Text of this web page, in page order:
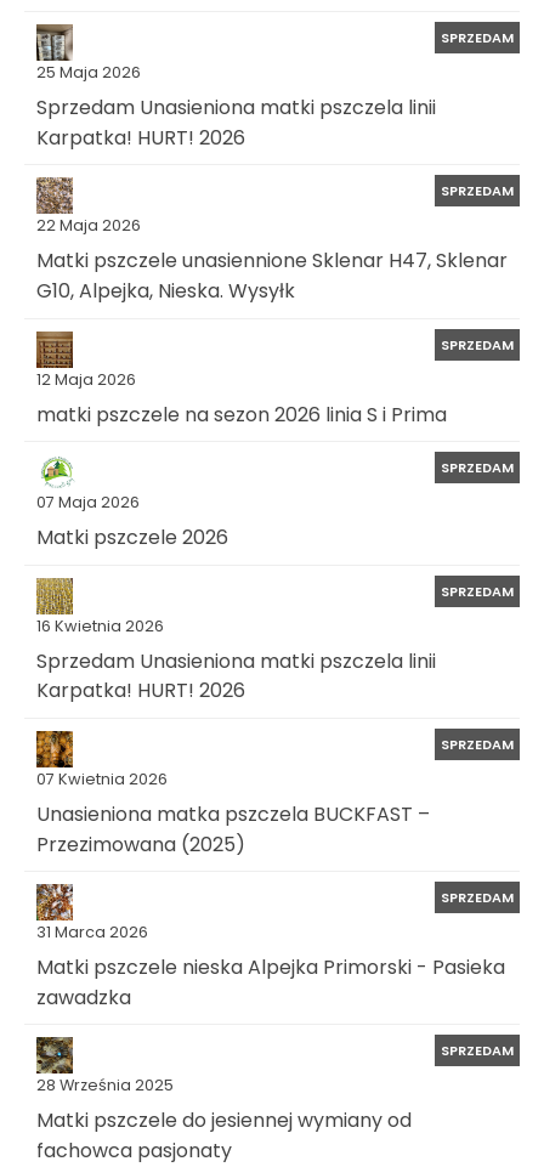
25 Maja 2026
SPRZEDAM
Sprzedam Unasieniona matki pszczela linii
Karpatka! HURT! 2026
22 Maja 2026
SPRZEDAM
Matki pszczele unasiennione Sklenar H47, Sklenar
G10, Alpejka, Nieska. Wysyłk
12 Maja 2026
SPRZEDAM
matki pszczele na sezon 2026 linia S i Prima
07 Maja 2026
SPRZEDAM
Matki pszczele 2026
16 Kwietnia 2026
SPRZEDAM
Sprzedam Unasieniona matki pszczela linii
Karpatka! HURT! 2026
07 Kwietnia 2026
SPRZEDAM
Unasieniona matka pszczela BUCKFAST –
Przezimowana (2025)
31 Marca 2026
SPRZEDAM
Matki pszczele nieska Alpejka Primorski - Pasieka
zawadzka
28 Września 2025
SPRZEDAM
Matki pszczele do jesiennej wymiany od
fachowca pasjonaty